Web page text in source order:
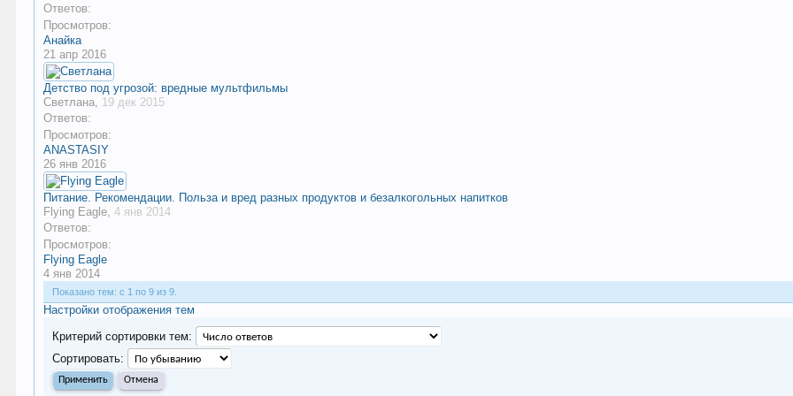
Ответов:
Просмотров:
Анайка
21 апр 2016
Детство под угрозой: вредные мультфильмы
Светлана, 19 дек 2015
Ответов:
Просмотров:
ANASTASIY
26 янв 2016
Питание. Рекомендации. Польза и вред разных продуктов и безалкогольных напитков
Flying Eagle,4 янв 2014
Ответов:
Просмотров:
Flying Eagle
4 янв 2014
Показано тем: с 1 по 9 из 9.
Настройки отображения тем
Критерий сортировки тем:
Сортировать: